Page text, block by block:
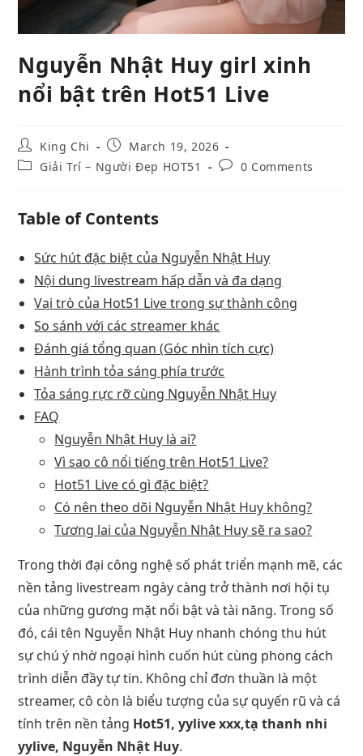
Nguyễn Nhật Huy girl xinh
nổi bật trên Hot51 Live
King Chi
March 19, 2026
Giải Trí – Người Đẹp HOT51
0 Comments
Table of Contents
Sức hút đặc biệt của Nguyễn Nhật Huy
Nội dung livestream hấp dẫn và đa dạng
Vai trò của Hot51 Live trong sự thành công
So sánh với các streamer khác
Đánh giá tổng quan (Góc nhìn tích cực)
Hành trình tỏa sáng phía trước
Tỏa sáng rực rỡ cùng Nguyễn Nhật Huy
FAQ
Nguyễn Nhật Huy là ai?
Vì sao cô nổi tiếng trên Hot51 Live?
Hot51 Live có gì đặc biệt?
Có nên theo dõi Nguyễn Nhật Huy không?
Tương lai của Nguyễn Nhật Huy sẽ ra sao?
Trong thời đại công nghệ số phát triển mạnh mẽ, các
nền tảng livestream ngày càng trở thành nơi hội tụ
của những gương mặt nổi bật và tài năng. Trong số
đó, cái tên Nguyễn Nhật Huy nhanh chóng thu hút
sự chú ý nhờ ngoại hình cuốn hút cùng phong cách
trình diễn đầy tự tin. Không chỉ đơn thuần là một
streamer, cô còn là biểu tượng của sự quyến rũ và cá
tính trên nền tảng Hot51, yylive xxx,tạ thanh nhi
yylive, Nguyễn Nhật Huy.